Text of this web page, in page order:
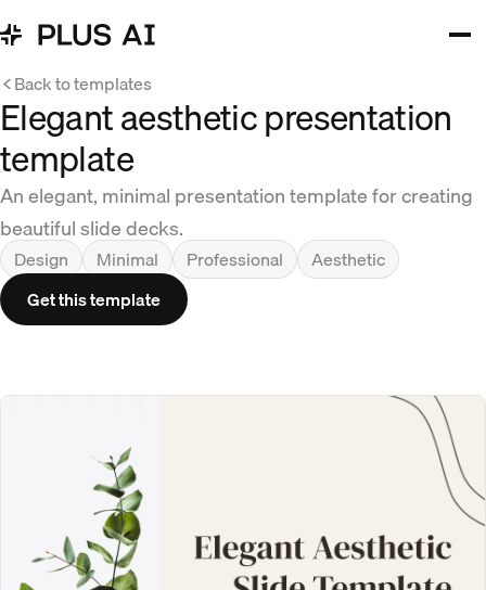
Back to templates
Elegant aesthetic presentation
template
An elegant, minimal presentation template for creating
beautiful slide decks.
Design Minimal Professional
Aesthetic
Get this template